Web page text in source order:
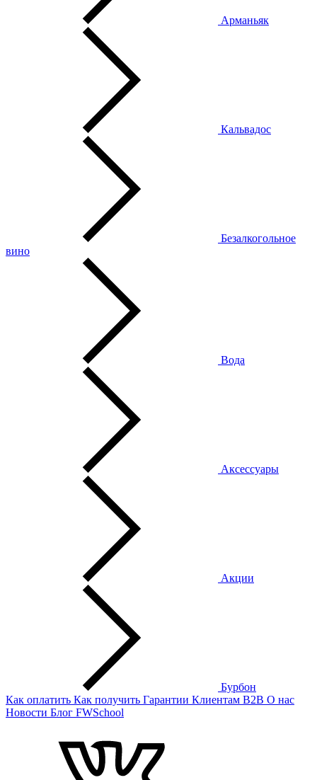
Арманьяк
Кальвадос
Безалкогольное
вино
Вода
Аксессуары
Акции
Бурбон
Как оплатить Как получить Гарантии Клиентам B2B О нас
Новости Блог FWSchool